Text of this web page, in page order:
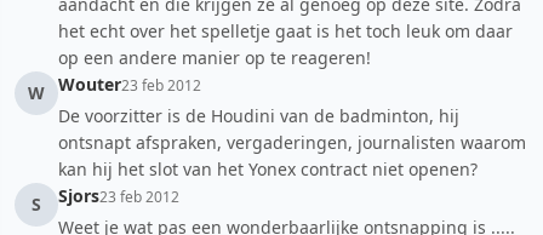
het echt over het spelletje gaat is het toch leuk om daar
op een andere manier op te reageren!
W Wouter23 feb 2012
De voorzitter is de Houdini van de badminton, hij
ontsnapt afspraken, vergaderingen, journalisten waarom
kan hij het slot van het Yonex contract niet openen?
S
Sjors23 feb 2012
Weet je wat pas een wonderbaarlijke ontsnapping is .....